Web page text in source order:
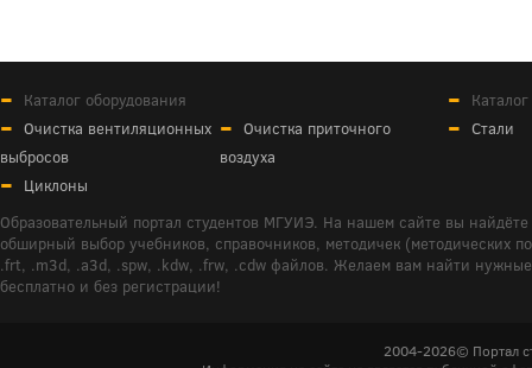
Каталог оборудования
Очистка вентиляционных
выбросов
Очистка приточного
воздуха
Циклоны
Стали
Образовательный портал студентов МГУИЭ. На нашем сайте вы
обширный выбор учебников, справочников, методичек (методических
.frt, .m3d, .a3d, .spw, .kdw, .frw, .cdw файлов. Желаем вам найти
бесплатно и без регистрации!
2004-2026© Портал